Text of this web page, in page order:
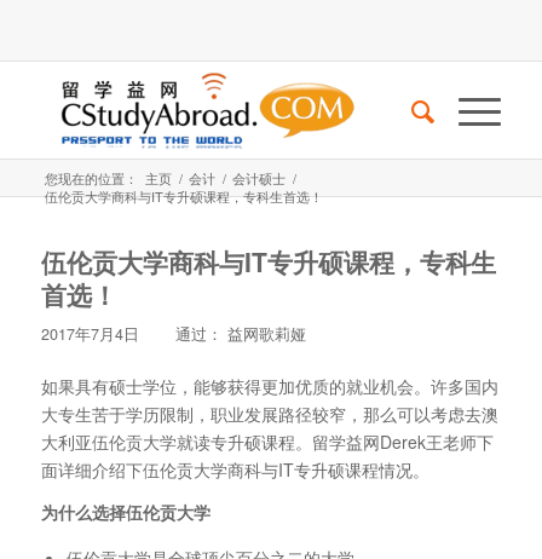
您现在的位置： 主页 / 会计 / 会计硕士 /
伍伦贡大学商科与IT专升硕课程，专科生首选！
伍伦贡大学商科与IT专升硕课程，专科生
首选！
2017年7月4日 通过： 益网歌莉娅
如果具有硕士学位，能够获得更加优质的就业机会。许多国内
大专生苦于学历限制，职业发展路径较窄，那么可以考虑去澳
大利亚伍伦贡大学就读专升硕课程。留学益网Derek王老师下
面详细介绍下伍伦贡大学商科与IT专升硕课程情况。
为什么选择伍伦贡大学